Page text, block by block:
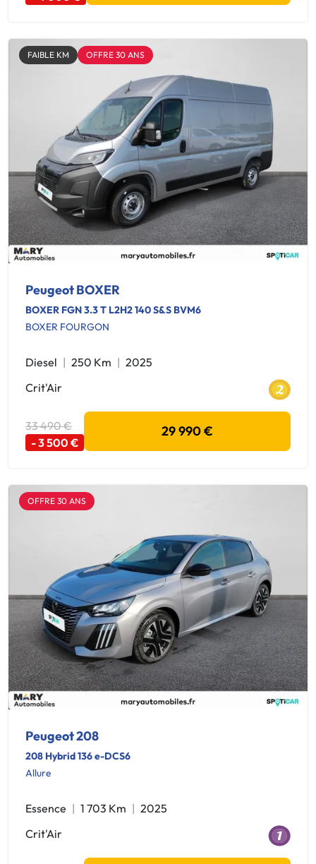
FAIBLE KM OFFRE 30 ANS
Peugeot BOXER
BOXER FGN 3.3 T L2H2 140 S&S BVM6
BOXER FOURGON
Diesel 250 Km
2025
Crit'Air
33 490 €
- 3 500 €
29 990 €
OFFRE 30 ANS
Peugeot 208
208 Hybrid 136 e-DCS6
Allure
Essence 1 703 Km
2025
Crit'Air